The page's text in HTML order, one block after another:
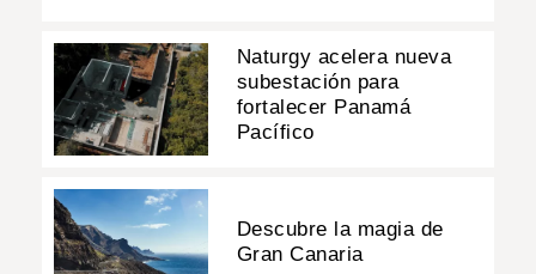
Naturgy acelera nueva
subestación para
fortalecer Panamá
Pacífico
Descubre la magia de
Gran Canaria